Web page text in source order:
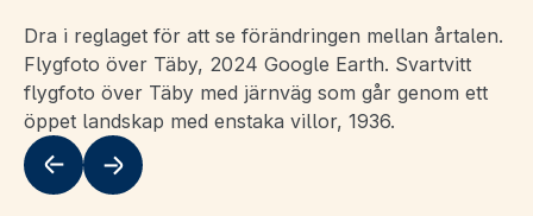
Dra i reglaget för att se förändringen mellan årtalen.
Flygfoto över Täby, 2024 Google Earth. Svartvitt
flygfoto över Täby med järnväg som går genom ett
öppet landskap med enstaka villor, 1936.
Flytta till vänster
Flytta till höger